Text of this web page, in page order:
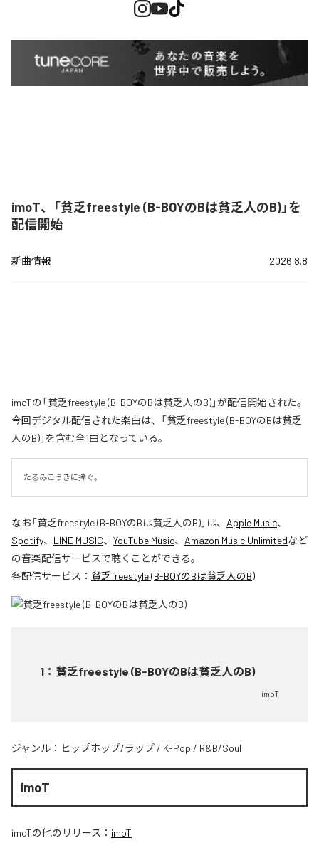
imoT、「貧乏freestyle (B-BOYのBは貧乏人のB)」を
配信開始
新曲情報 2026.8.8
imoTの「貧乏freestyle (B-BOYのBは貧乏人のB)」が配信開始された。
今回デジタル配信された楽曲は、「貧乏freestyle (B-BOYのBは貧乏
人のB)」を含む全1曲となっている。
たるみこうきに捧ぐ。
なお「貧乏freestyle (B-BOYのBは貧乏人のB)」は、 Apple Music、
Spotify、 LINE MUSIC、 YouTube Music、 Amazon Music Unlimitedなど
の音楽配信サービスで聴くことができる。
各配信サービス： 貧乏freestyle (B-BOYのBは貧乏人のB)
1 ： 貧乏freestyle (B-BOYのBは貧乏人のB)
imoT
ジャンル： ヒップホップ/ラップ / K-Pop / R&B/Soul
imoT
imoTの他のリリース： imoT